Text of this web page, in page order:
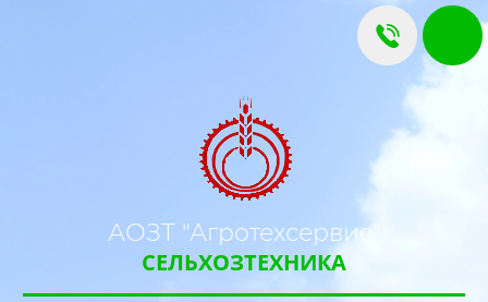
АОЗТ "Агротехсервис"
СЕЛЬХОЗТЕХНИКА